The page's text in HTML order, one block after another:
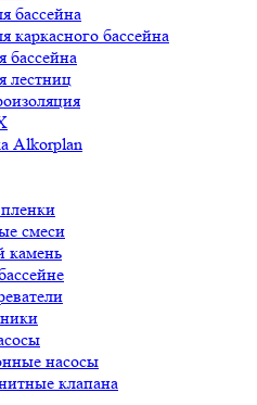
бассейна
каркасного бассейна
бассейна
лестниц
Alkorplan
смеси
камень
насосы
клапана